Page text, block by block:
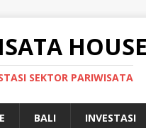
HOUSE
SEKTOR PARIWISATA
BALI INVESTASI